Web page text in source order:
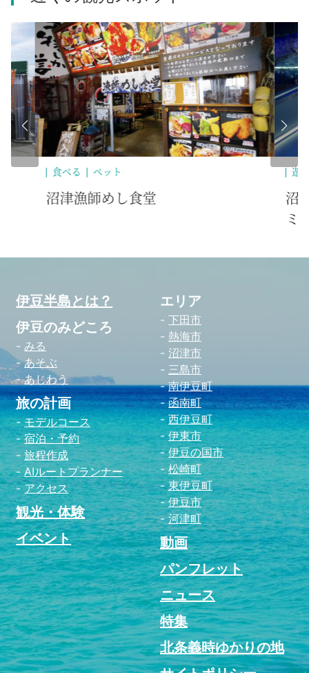
遊ぶ・体験・アウトドア
沼津港深海水族館・シーラカンス
伊豆半島とは？
伊豆のみどころ
みる
あそぶ
あじわう
旅の計画
モデルコース
宿泊・予約
旅程作成
AIルートプランナー
アクセス
観光・体験
イベント
エリア
下田市
熱海市
沼津市
三島市
南伊豆町
函南町
西伊豆町
伊東市
伊豆の国市
松崎町
東伊豆町
伊豆市
河津町
動画
パンフレット
ニュース
特集
北条義時ゆかりの地